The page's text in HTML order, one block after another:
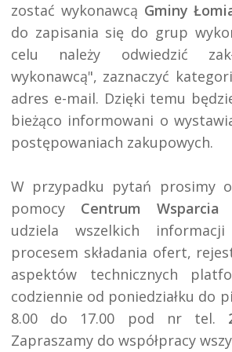
zostać wykonawcą Gminy
do zapisania się do grup
celu należy odwiedzić
wykonawcą", zaznaczyć
adres e-mail. Dzięki temu
bieżąco informowani o
postępowaniach zakupowych.
W przypadku pytań prosimy
pomocy Centrum Wsparcia
udziela wszelkich
procesem składania ofert,
aspektów technicznych
codziennie od poniedziałku do
8.00 do 17.00 pod nr tel.
Zapraszamy do współpracy